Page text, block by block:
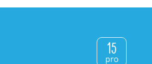
15
pro